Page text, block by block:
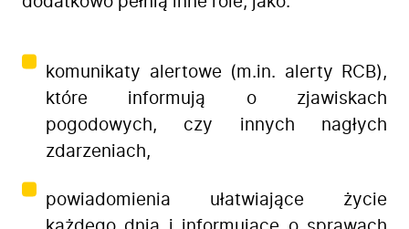
komunikaty alertowe (m.in. alerty RCB),
które informują o zjawiskach
pogodowych, czy innych nagłych
zdarzeniach,
powiadomienia ułatwiające życie